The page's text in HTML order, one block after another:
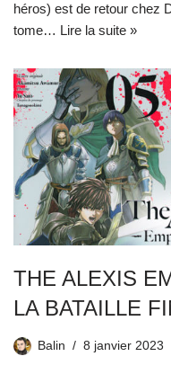
héros) est de retour chez
tome… Lire la suite »
THE ALEXIS
LA BATAILLE
Balin 8 janvier 2023